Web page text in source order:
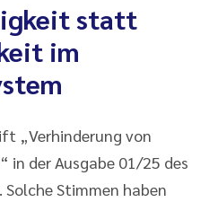
statt
im
„Verhinderung von
in der Ausgabe 01/25 des
Stimmen haben